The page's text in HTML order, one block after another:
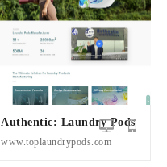
Authentic: Laundry Pods
www.toplaundrypods.com